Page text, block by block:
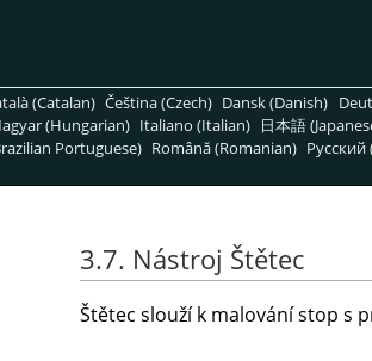
(Catalan) Čeština (Czech) Dansk (Danish)
(Hungarian) Italiano (Italian) 日本語
Portuguese) Română (Romanian) Pусский
3.7. Nástroj Štětec
Štětec slouží k malování stop s